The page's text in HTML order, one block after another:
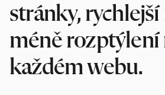
stránky, rychlejší
méně rozptýlení
každém webu.